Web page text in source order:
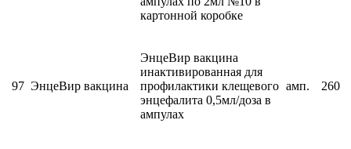
картонной коробке
97 ЭнцеВир вакцина
ЭнцеВир вакцина
инактивированная для
профилактики клещевого
энцефалита 0,5мл/доза в
ампулах
амп. 260